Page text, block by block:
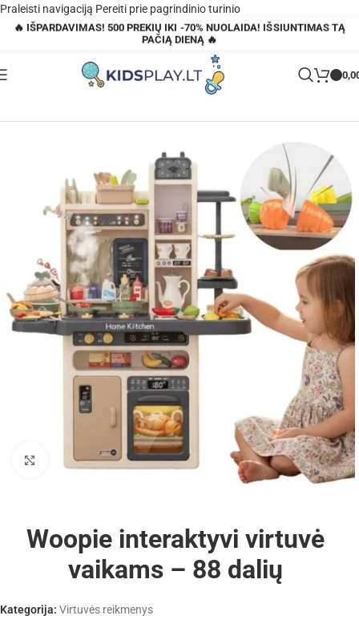
Praleisti navigaciją Pereiti prie pagrindinio turinio
🔥 IŠPARDAVIMAS! 500 PREKIŲ IKI -70% NUOLAIDA! IŠSIUNTIMAS TĄ
PAČIĄ DIENĄ 🔥
Parduotuvė Woopie interaktyvi virtuvė vaikams – 88 dalių
Padidinti
Woopie interaktyvi virtuvė
vaikams – 88 dalių
Kategorija: Virtuvės reikmenys